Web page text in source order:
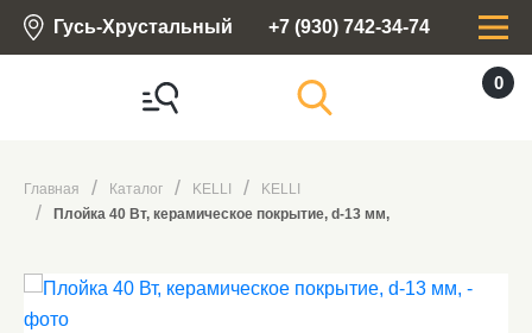
Гусь-Хрустальный +7 (930) 742-34-74
0
Главная Каталог KELLI
KELLI
Плойка 40 Вт, керамическое покрытие, d-13 мм,